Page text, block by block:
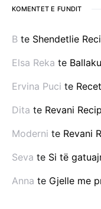
KOMENTET E FUNDIT
B te Shendetlie
Elsa Reka te
Ervina Puci te
Dita te Revani
Moderni te Revani
Seva te Si të
Anna te Gjelle me